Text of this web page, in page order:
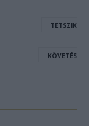
TETSZIK
KÖVETÉS